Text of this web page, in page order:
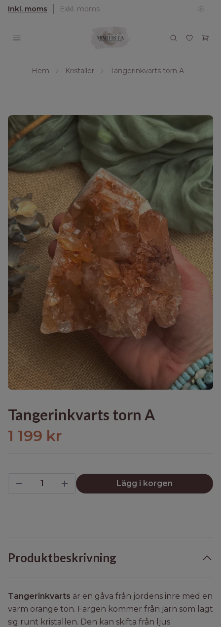
Inkl. moms Exkl. moms
Hem Kristaller Tangerinkvarts torn A
Tangerinkvarts torn A
1 199 kr
Lägg i korgen
Produktbeskrivning
Tangerinkvarts är en gåva från jordens inre med en
varm orange ton. Färgen kommer från järn som lagt
sig runt kristallen. Den kan skifta från ljus